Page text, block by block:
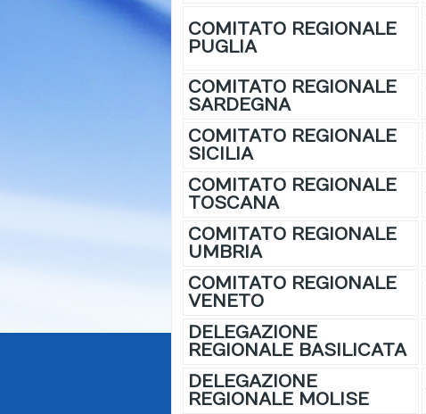
COMITATO REGIONALE
PUGLIA
COMITATO REGIONALE
SARDEGNA
COMITATO REGIONALE
SICILIA
COMITATO REGIONALE
TOSCANA
COMITATO REGIONALE
UMBRIA
COMITATO REGIONALE
VENETO
DELEGAZIONE
REGIONALE BASILICATA
DELEGAZIONE
REGIONALE MOLISE